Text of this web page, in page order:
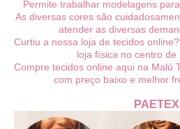
Permite trabalhar modelagens
As diversas cores são
atender as diversas
Curtiu a nossa loja de tecidos
loja física no centro de
Compre tecidos online aqui na Malú
com preço baixo e melhor
PAETEX